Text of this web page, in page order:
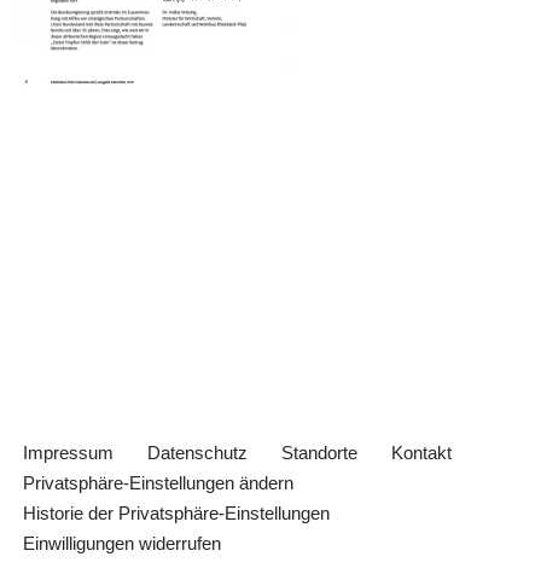
Impressum Datenschutz Standorte
Kontakt
Privatsphäre-Einstellungen ändern
Historie der Privatsphäre-Einstellungen
Einwilligungen widerrufen